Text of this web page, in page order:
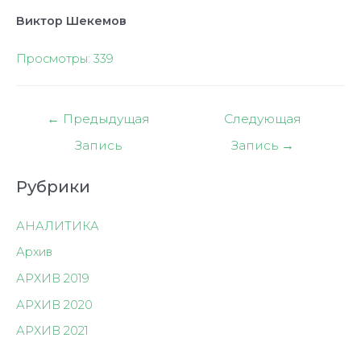
Виктор Шекемов
Просмотры: 339
Навигация
← Предыдущая
Запись
Следующая
Запись →
Рубрики
АНАЛИТИКА
Архив
АРХИВ 2019
АРХИВ 2020
АРХИВ 2021